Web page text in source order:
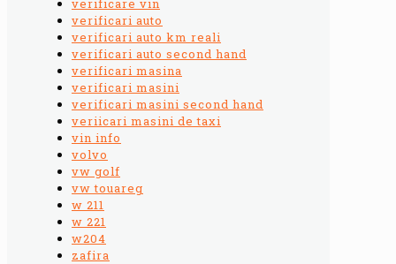
verificari auto
verificari auto km reali
verificari auto second hand
verificari masina
verificari masini
verificari masini second hand
veriicari masini de taxi
vin info
volvo
vw golf
vw touareg
w 211
w 221
w204
zafira